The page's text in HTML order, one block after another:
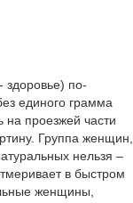
здоровье) по-
единого грамма
на проезжей части
Группа женщин,
нельзя –
в быстром
женщины,